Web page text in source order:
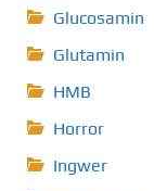
Glucosamin
Glutamin
HMB
Horror
Ingwer